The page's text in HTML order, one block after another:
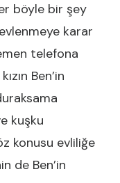
böyle bir şey
karar
telefona
Ben’in
kuşku
konusu evliliğe
de Ben’in